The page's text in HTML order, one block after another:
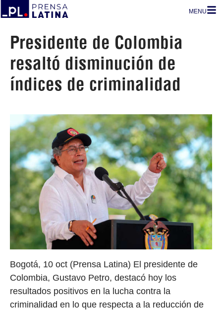
MENU
Presidente de Colombia
resaltó disminución de
índices de criminalidad
Bogotá, 10 oct (Prensa Latina) El presidente de
Colombia, Gustavo Petro, destacó hoy los
resultados positivos en la lucha contra la
criminalidad en lo que respecta a la reducción de